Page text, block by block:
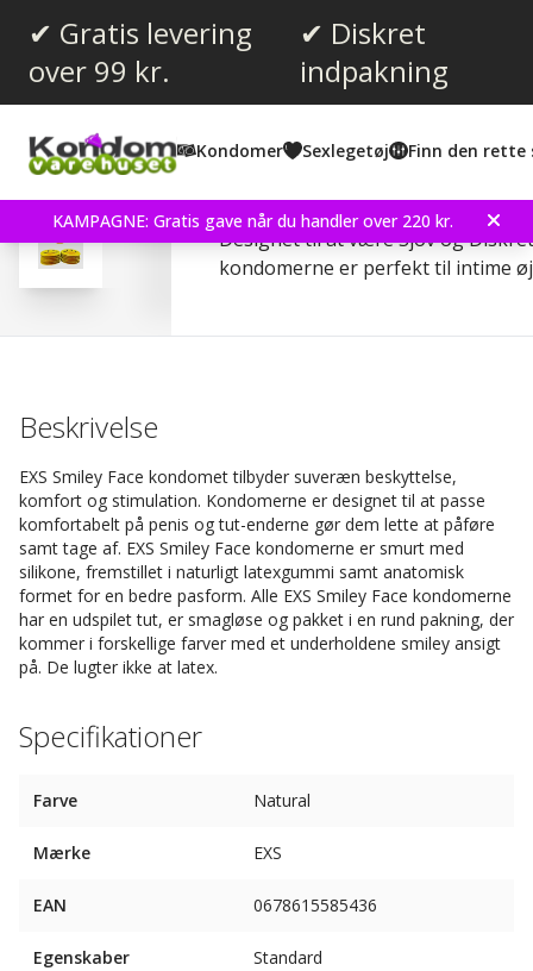
✔ Gratis levering
over 99 kr.
✔ Diskret
indpakning
Kondomer Sexlegetøj Finn den rette
KAMPAGNE: Gratis gave når du handler over 220 kr.
Anmeldelser (4)
EXS Smiley Face 12 stk
Designet til at være Sjov og Diskret!
kondomerne er perfekt til intime
Beskrivelse
EXS Smiley Face kondomet tilbyder suveræn beskyttelse,
komfort og stimulation. Kondomerne er designet til at passe
komfortabelt på penis og tut-enderne gør dem lette at påføre
samt tage af. EXS Smiley Face kondomerne er smurt med
silikone, fremstillet i naturligt latexgummi samt anatomisk
formet for en bedre pasform. Alle EXS Smiley Face kondomerne
har en udspilet tut, er smagløse og pakket i en rund pakning, der
kommer i forskellige farver med et underholdene smiley ansigt
på. De lugter ikke at latex.
Specifikationer
Farve Natural
Mærke EXS
EAN 0678615585436
Egenskaber Standard